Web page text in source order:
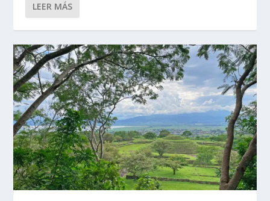
LEER MÁS